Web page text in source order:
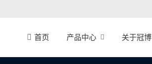
首页 产品中心 关于冠博